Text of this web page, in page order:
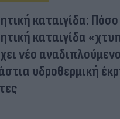
καταιγίδα:
καταιγίδα
νέο
υδροθερμική